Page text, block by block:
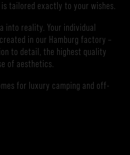
is tailored exactly to your wishes.
into reality. Your individual
in our Hamburg factory –
to detail, the highest quality
of aesthetics.
for luxury camping and off-